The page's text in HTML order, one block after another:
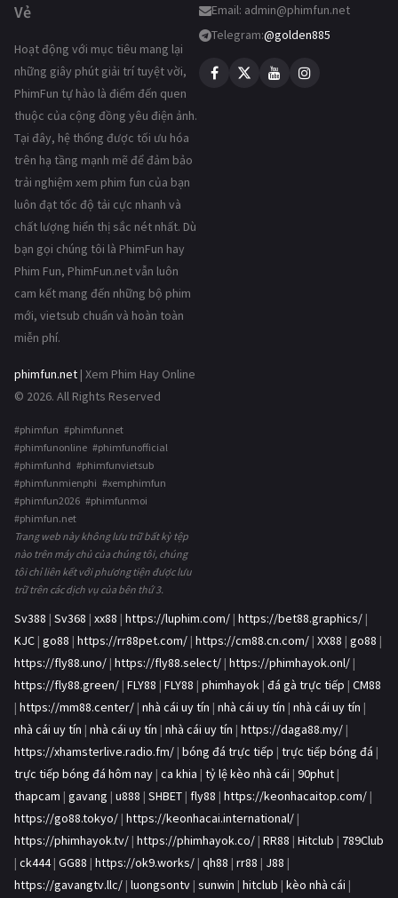
Vẻ
Hoạt động với mục tiêu mang lại
những giây phút giải trí tuyệt vời,
PhimFun tự hào là điểm đến quen
thuộc của cộng đồng yêu điện ảnh.
Tại đây, hệ thống được tối ưu hóa
trên hạ tầng mạnh mẽ để đảm bảo
trải nghiệm xem phim fun của bạn
luôn đạt tốc độ tải cực nhanh và
chất lượng hiển thị sắc nét nhất. Dù
bạn gọi chúng tôi là PhimFun hay
Phim Fun, PhimFun.net vẫn luôn
cam kết mang đến những bộ phim
mới, vietsub chuẩn và hoàn toàn
miễn phí.
phimfun.net | Xem Phim Hay Online
© 2026. All Rights Reserved
#phimfun #phimfunnet
#phimfunonline #phimfunofficial
#phimfunhd #phimfunvietsub
#phimfunmienphi #xemphimfun
#phimfun2026 #phimfunmoi
#phimfun.net
Trang web này không lưu trữ bất kỳ tệp
nào trên máy chủ của chúng tôi, chúng
tôi chỉ liên kết với phương tiện được lưu
trữ trên các dịch vụ của bên thứ 3.
Email: admin@phimfun.net
Telegram:@golden885
Sv388 | Sv368 | xx88 | https://luphim.com/ | https://bet88.graphics/ |
KJC | go88 | https://rr88pet.com/ | https://cm88.cn.com/ | XX88 | go88 |
https://fly88.uno/ | https://fly88.select/ | https://phimhayok.onl/ |
https://fly88.green/ | FLY88 | FLY88 | phimhayok | đá gà trực tiếp | CM88
| https://mm88.center/ | nhà cái uy tín | nhà cái uy tín | nhà cái uy tín |
nhà cái uy tín | nhà cái uy tín | nhà cái uy tín | https://daga88.my/ |
https://xhamsterlive.radio.fm/ | bóng đá trực tiếp | trực tiếp bóng đá |
trực tiếp bóng đá hôm nay | ca khia | tỷ lệ kèo nhà cái | 90phut |
thapcam | gavang | u888 | SHBET | fly88 | https://keonhacaitop.com/ |
https://go88.tokyo/ | https://keonhacai.international/ |
https://phimhayok.tv/ | https://phimhayok.co/ | RR88 | Hitclub | 789Club
| ck444| GG88 | https://ok9.works/ | qh88 | rr88 | J88 |
https://gavangtv.llc/ | luongsontv | sunwin | hitclub | kèo nhà cái |